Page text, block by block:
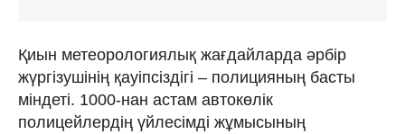
Қиын метеорологиялық жағдайларда әрбір
жүргізушінің қауіпсіздігі – полицияның басты
міндеті. 1000-нан астам автокөлік
полицейлердің үйлесімді жұмысының